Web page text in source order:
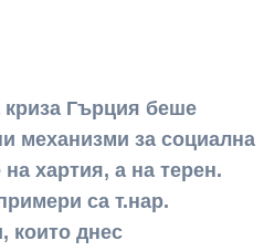
криза Гърция беше
механизми за социална
хартия, а на терен.
са т.нар.
които днес